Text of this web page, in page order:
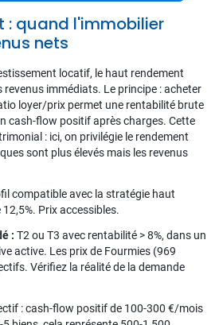
: quand l'immobilier
nets
locatif, le haut rendement
immédiats. Le principe : acheter
loyer/prix permet une rentabilité brute
cash-flow positif après charges. Cette
: ici, on privilégie le rendement
sont plus élevés mais les revenus
compatible avec la stratégie haut
Prix accessibles.
: T2 ou T3 avec rentabilité > 8%, dans un
active. Les prix de Fourmies (969
Vérifiez la réalité de la demande
: cash-flow positif de 100-300 €/mois